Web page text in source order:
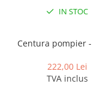
IN STOC
Centura pompier -
222,00 Lei
TVA inclus